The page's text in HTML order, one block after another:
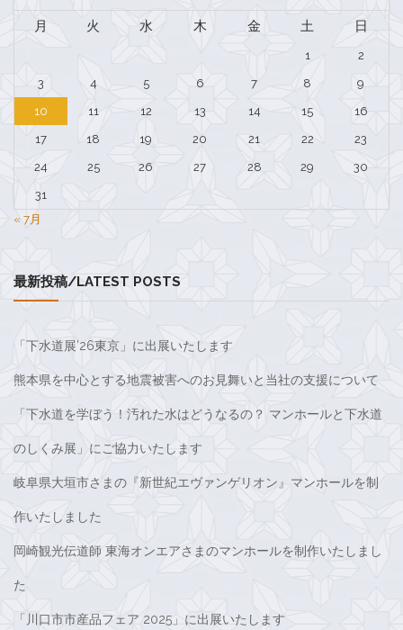
月 火 水 木 金 土 日
1 2
3 4 5 6 7 8 9
10 11 12 13 14 15 16
17 18 19 20 21 22 23
24 25 26 27 28 29 30
31
« 7月
最新投稿/LATEST POSTS
「下水道展’26東京」に出展いたします
熊本県を中心とする地震被害へのお見舞いと当社の支援について
「下水道を学ぼう！汚れた水はどうなるの？ マンホールと下水道
のしくみ展」にご協力いたします
岐阜県大垣市さまの『新世紀エヴァンゲリオン』マンホールを制
作いたしました
岡崎観光伝道師 東海オンエアさまのマンホールを制作いたしまし
た
「川口市市産品フェア 2025」に出展いたします